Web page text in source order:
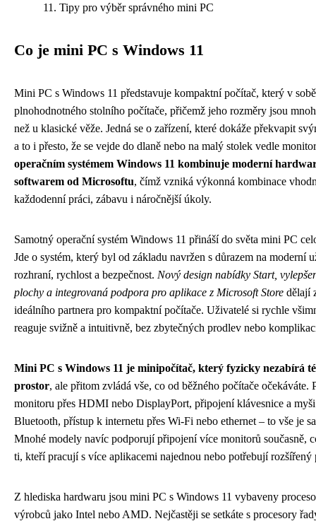
Tipy pro výběr správného mini PC
Co je mini PC s Windows 11
Mini PC s Windows 11 představuje kompaktní počítač, který v
plnohodnotného stolního počítače, přičemž jeho rozměry jsou
než u klasické věže. Jedná se o zařízení, které dokáže překvapit
a to i přesto, že se vejde do dlaně nebo na malý stolek vedle
operačním systémem Windows 11 kombinuje moderní
softwarem od Microsoftu, čímž vzniká výkonná kombinace
každodenní práci, zábavu i náročnější úkoly.
Samotný operační systém Windows 11 přináší do světa mini PC
Jde o systém, který byl od základu navržen s důrazem na moderní
rozhraní, rychlost a bezpečnost. Nový design nabídky Start,
plochy a integrovaná podpora pro aplikace z Microsoft Store dělají
ideálního partnera pro kompaktní počítače. Uživatelé si rychle
reaguje svižně a intuitivně, bez zbytečných prodlev nebo
Mini PC s Windows 11 je minipočítač, který fyzicky nezabírá
prostor, ale přitom zvládá vše, co od běžného počítače očekáváte.
monitoru přes HDMI nebo DisplayPort, připojení klávesnice a
Bluetooth, přístup k internetu přes Wi-Fi nebo ethernet – to vše je
Mnohé modely navíc podporují připojení více monitorů současně,
ti, kteří pracují s více aplikacemi najednou nebo potřebují rozšířený
Z hlediska hardwaru jsou mini PC s Windows 11 vybaveny
výrobců jako Intel nebo AMD. Nejčastěji se setkáte s procesory